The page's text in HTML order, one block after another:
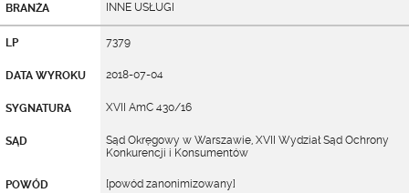
BRANŻA INNE USŁUGI
LP 7379
DATA WYROKU 2018-07-04
SYGNATURA XVII AmC 430/16
SĄD
Sąd Okręgowy w Warszawie, XVII Wydział Sąd Ochrony
Konkurencji i Konsumentów
POWÓD [powód zanonimizowany]